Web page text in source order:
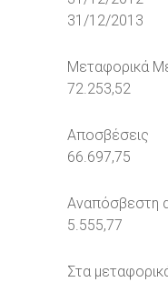
31/12/2013
Στα